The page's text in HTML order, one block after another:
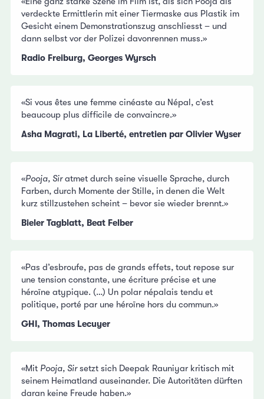
verdeckte Ermittlerin mit einer Tiermaske aus Plastik im
Gesicht einem Demonstrationszug anschliesst – und
dann selbst vor der Polizei davonrennen muss.»
Radio Freiburg, Georges Wyrsch
«Si vous êtes une femme cinéaste au Népal, c’est
beaucoup plus difficile de convaincre.»
Asha Magrati, La Liberté, entretien par Olivier Wyser
«Pooja, Siratmet durch seine visuelle Sprache, durch
Farben, durch Momente der Stille, in denen die Welt
kurz stillzustehen scheint – bevor sie wieder brennt.»
Bieler Tagblatt, Beat Felber
«Pas d’esbroufe, pas de grands effets, tout repose sur
une tension constante, une écriture précise et une
héroïne atypique. (…) Un polar népalais tendu et
politique, porté par une héroïne hors du commun.»
GHI, Thomas Lecuyer
«Mit Pooja, Sirsetzt sich Deepak Rauniyar kritisch mit
seinem Heimatland auseinander. Die Autoritäten dürften
daran keine Freude haben.»